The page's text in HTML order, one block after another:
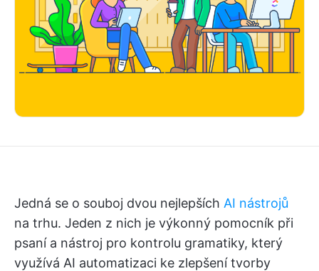
Jedná se o souboj dvou nejlepších AI nástrojů
na trhu. Jeden z nich je výkonný pomocník při
psaní a nástroj pro kontrolu gramatiky, který
využívá AI automatizaci ke zlepšení tvorby